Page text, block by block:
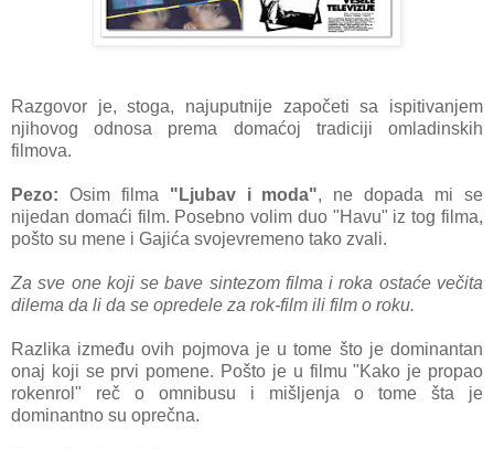
Razgovor je, stoga, najuputnije započeti sa ispitivanjem
njihovog odnosa prema domaćoj tradiciji omladinskih
filmova.
Pezo: Osim filma "Ljubav i moda", ne dopada mi se
nijedan domaći film. Posebno volim duo "Havu" iz tog filma,
pošto su mene i Gajića svojevremeno tako zvali.
Za sve one koji se bave sintezom filma i roka ostaće večita
dilema da li da se opredele za rok-film ili film o roku.
Razlika između ovih pojmova je u tome što je dominantan
onaj koji se prvi pomene. Pošto je u filmu "Kako je propao
rokenrol" reč o omnibusu i mišljenja o tome šta je
dominantno su oprečna.